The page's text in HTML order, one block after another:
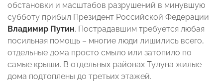
обстановки и масштабов разрушений в минувшую
субботу прибыл Президент Российской Федерации
Владимир Путин. Пострадавшим требуется любая
посильная помощь – многие люди лишились всего,
отдельные дома просто смыло или затопило по
самые крыши. В отдельных районах Тулуна жилые
дома подтоплены до третьих этажей.